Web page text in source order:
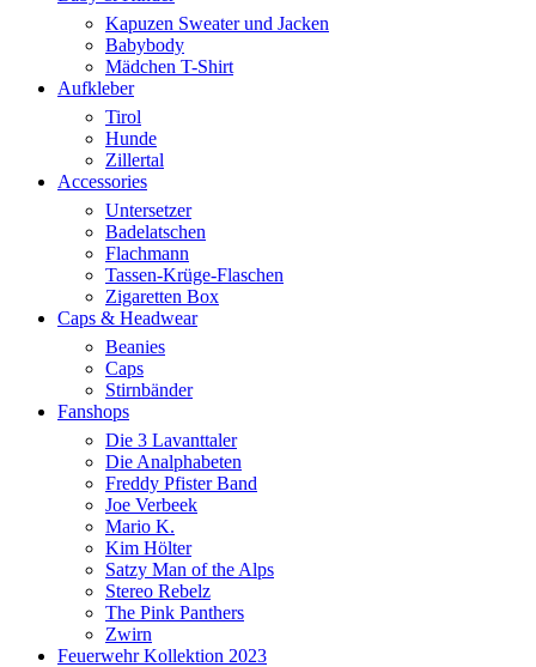
Kapuzen Sweater und Jacken
Babybody
Mädchen T-Shirt
Aufkleber
Tirol
Hunde
Zillertal
Accessories
Untersetzer
Badelatschen
Flachmann
Tassen-Krüge-Flaschen
Zigaretten Box
Caps & Headwear
Beanies
Caps
Stirnbänder
Fanshops
Die 3 Lavanttaler
Die Analphabeten
Freddy Pfister Band
Joe Verbeek
Mario K.
Kim Hölter
Satzy Man of the Alps
Stereo Rebelz
The Pink Panthers
Zwirn
Feuerwehr Kollektion 2023